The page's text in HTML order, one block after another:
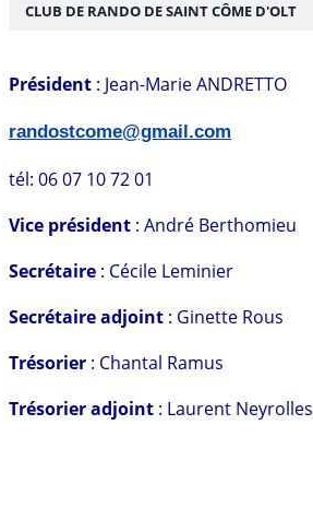
CLUB DE RANDO DE SAINT CÔME D'OLT
Président : Jean-Marie ANDRETTO
randostcome@gmail.com
tél: 06 07 10 72 01
Vice président : André Berthomieu
Secrétaire : Cécile Leminier
Secrétaire adjoint : Ginette Rous
Trésorier : Chantal Ramus
Trésorier adjoint : Laurent Neyrolles